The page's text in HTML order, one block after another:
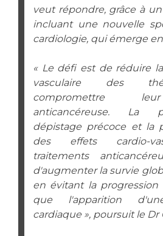
Qualité
Nos indicateurs qualité et de
Protection des
Sécurité
Les recherches en
Liste des marchés conclus
Documents utiles
veut répondre, grâce à
incluant une nouvelle
cardiologie, qui émerge
« Le défi est de réduire
vasculaire des
compromettre
anticancéreuse. La
dépistage précoce et la
des effets cardio-
traitements
d'augmenter la survie
en évitant la progression
que l'apparition
cardiaque », poursuit le Dr